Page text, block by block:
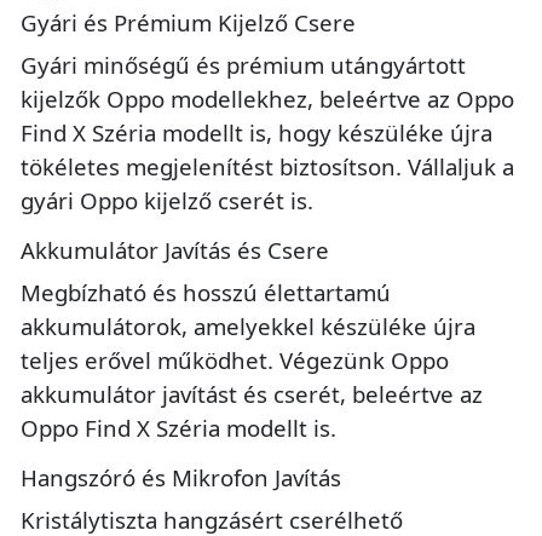
Gyári és Prémium Kijelző Csere
Gyári minőségű és prémium utángyártott
kijelzők Oppo modellekhez, beleértve az Oppo
Find X Széria modellt is, hogy készüléke újra
tökéletes megjelenítést biztosítson. Vállaljuk a
gyári Oppo kijelző cserét is.
Akkumulátor Javítás és Csere
Megbízható és hosszú élettartamú
akkumulátorok, amelyekkel készüléke újra
teljes erővel működhet. Végezünk Oppo
akkumulátor javítást és cserét, beleértve az
Oppo Find X Széria modellt is.
Hangszóró és Mikrofon Javítás
Kristálytiszta hangzásért cserélhető